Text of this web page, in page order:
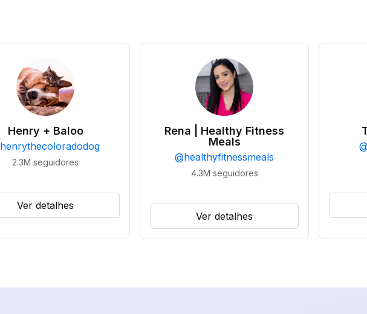
Henry + Baloo
henrythecoloradodog
2.3M seguidores
Ver detalhes
Rena | Healthy Fitness
Meals
@healthyfitnessmeals
4.3M seguidores
Ver detalhes
@